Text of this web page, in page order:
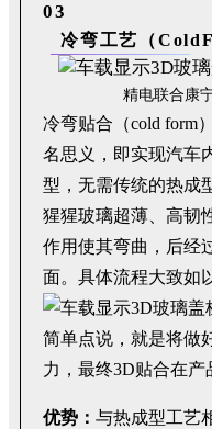
03
冷弯工艺（
精电联合康
冷弯贴合（cold form
名思义，即实现汽车
型，无需传统的热成
猩猩玻璃超薄、高韧
作用使其弯曲，后经
面。具体流程大致如
简单点说，就是将做
力，最终3D贴合在产
优势： 与热成型工艺